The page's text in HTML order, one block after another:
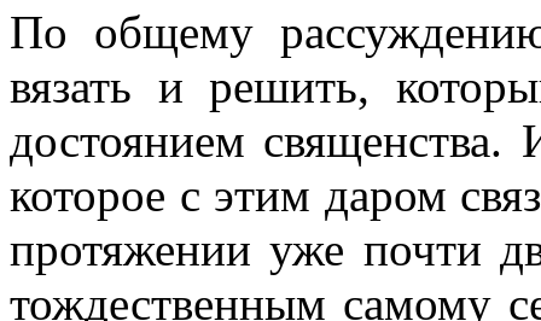
По общему
вязать и решить,
достоянием
которое с этим даром
протяжении уже почти
тождественным самому